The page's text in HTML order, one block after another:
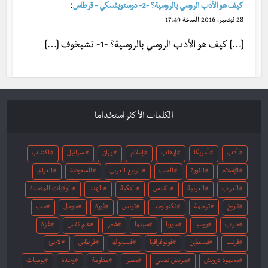
كيف هو الأدب الروسي بالروسية؟ -2- دوستويفسكي - قرطاس :
28 نوفمبر، 2016 الساعة 17:49
[…] كيف هو الأدب الروسي بالروسية؟ -1- تشيخوف […]
الكلمات الأكثر استخداما
أدب أمريكا إرهاب إسلام إيران اسرائيل اكتئاب
الإسلام الثورة الحب الربيع العربي السعودية العراق
العرب العربية القدس النكبة الهند الولايات المتحدة
تاريخ ترجمة تكنولوجيا تونس ثورة جوجل حب
حرب روسيا سوريا سينما شعر علم نفس غزة
فرنسا فلسطين فوتوغرافيا فيسبوك قرطاس لاجئ
محمود درويش مريض نفسي مصر مقاومة وحدة يوميات